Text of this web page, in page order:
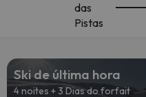
das
Pistas
Ski de última hora
4 noites + 3 Dias do forfait